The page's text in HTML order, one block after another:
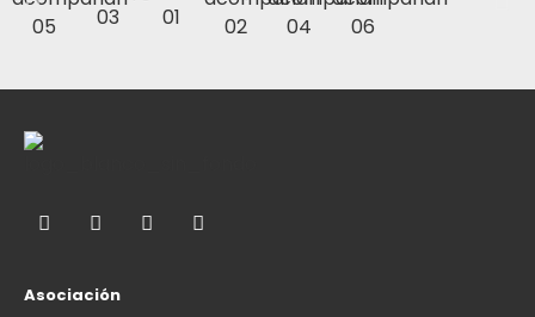
Asociación